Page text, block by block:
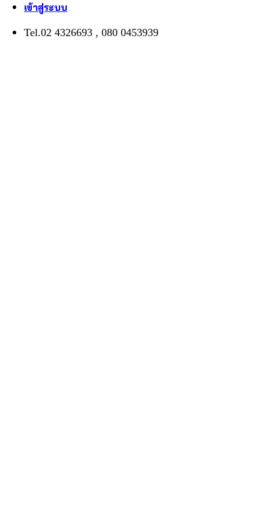
เข้าสู่ระบบ
Tel.02 4326693 , 080 0453939